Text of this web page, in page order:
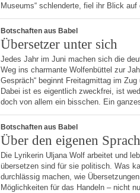
Museums“ schlenderte, fiel ihr Blick
Botschaften aus Babel
Übersetzer unter sich
Jedes Jahr im Juni machen sich die
Weg ins charmante Wolfenbüttel zur
Gespräch“ beginnt Freitagmittag im
Dabei ist es eigentlich zweckfrei, ist
doch von allem ein bisschen. Ein
Botschaften aus Babel
Über den eigenen
Die Lyrikerin Uljana Wolf arbeitet und
übersetzen sind für sie politisch. Was
durchlässig machen, wie
Möglichkeiten für das Handeln – nicht